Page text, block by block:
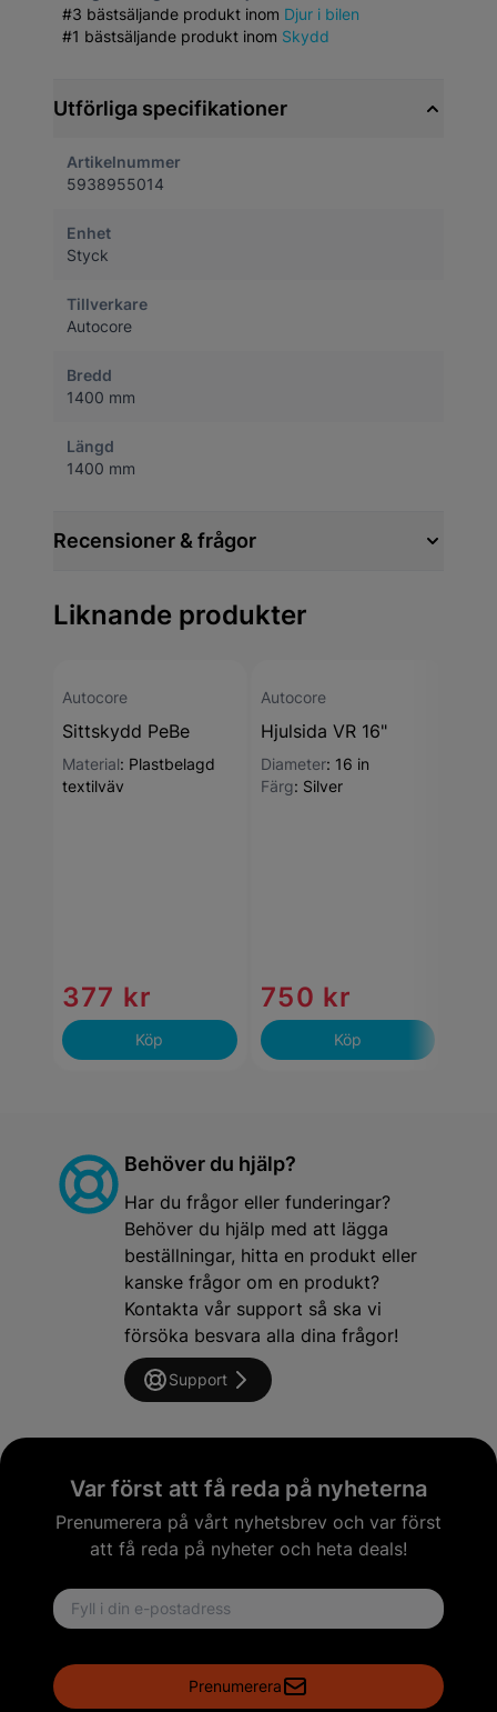
#3 bästsäljande produkt inom Djur i bilen
#1 bästsäljande produkt inom Skydd
Utförliga specifikationer
Artikelnummer
5938955014
Enhet
Styck
Tillverkare
Autocore
Bredd
1400 mm
Längd
1400 mm
Recensioner & frågor
Liknande produkter
Autocore
Sittskydd PeBe
Material: Plastbelagd
textilväv
377 kr
Köp
Autocore
Hjulsida VR 16"
Diameter: 16 in
Färg: Silver
750 kr
Köp
Behöver du hjälp?
Har du frågor eller funderingar?
Behöver du hjälp med att lägga
beställningar, hitta en produkt eller
kanske frågor om en produkt?
Kontakta vår support så ska vi
försöka besvara alla dina frågor!
Support
Var först att få reda på nyheterna
Prenumerera på vårt nyhetsbrev och var först
att få reda på nyheter och heta deals!
Email address
Prenumerera